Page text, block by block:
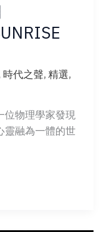
時代之聲, 精選,
位物理學家發現
靈融為一體的世